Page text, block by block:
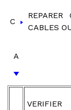
C
CABLES
A